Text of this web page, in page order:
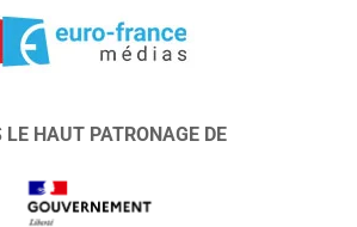
LE HAUT PATRONAGE DE